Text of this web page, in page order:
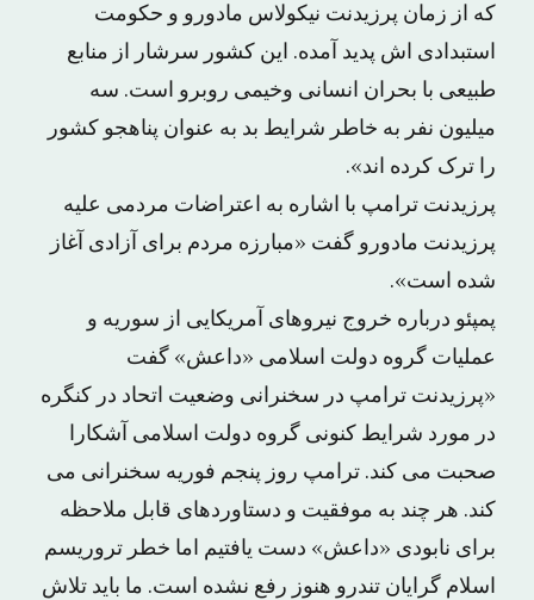
که از زمان پرزیدنت نیکولاس مادورو و حکومت
استبدادی اش پدید آمده. این کشور سرشار از منابع
طبیعی با بحران انسانی وخیمی روبرو است. سه
میلیون نفر به خاطر شرایط بد به عنوان پناهجو کشور
را ترک کرده اند».
پرزیدنت ترامپ با اشاره به اعتراضات مردمی علیه
پرزیدنت مادورو گفت «مبارزه مردم برای آزادی آغاز
شده است».
پمپئو درباره خروج نیروهای آمریکایی از سوریه و
عملیات گروه دولت اسلامی «داعش» گفت
«پرزیدنت ترامپ در سخنرانی وضعیت اتحاد در کنگره
در مورد شرایط کنونی گروه دولت اسلامی آشکارا
صحبت می کند. ترامپ روز پنجم فوریه سخنرانی می
کند. هر چند به موفقیت و دستاوردهای قابل ملاحظه
برای نابودی «داعش» دست یافتیم اما خطر تروریسم
اسلام گرایان تندرو هنوز رفع نشده است. ما باید تلاش